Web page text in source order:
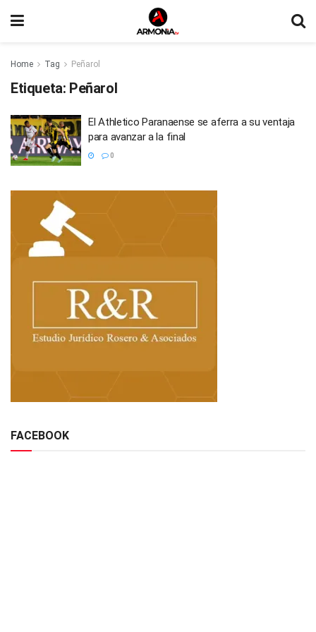
Home Tag Peñarol
Etiqueta: Peñarol
El Athletico Paranaense se aferra a su ventaja
para avanzar a la final
0
FACEBOOK